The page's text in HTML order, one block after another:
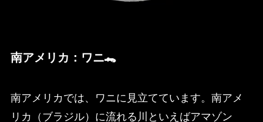
南アメリカ：ワニ🐊
南アメリカでは、ワニに見立てています。南アメ
リカ（ブラジル）に流れる川といえばアマゾン